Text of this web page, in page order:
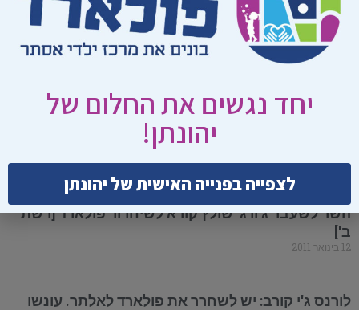
יהורם גאון על הצלת יהונתן פולארד ויהודי ארה"ב. [רשת
היועץ המשפטי של קלינטון: זה עוול משווע שפולארד
השר לשעבר ג'ורג' שולץ קורא לשיחרור פולארד [רשת
ב']
12 בינואר 2011
לורנס ג'י קורב: יש לשחרר את פולארד לאלתר. עונשו
יחד נגשים את החלום של
יהונתן!
לצפייה בפנייה האישית של יהונתן